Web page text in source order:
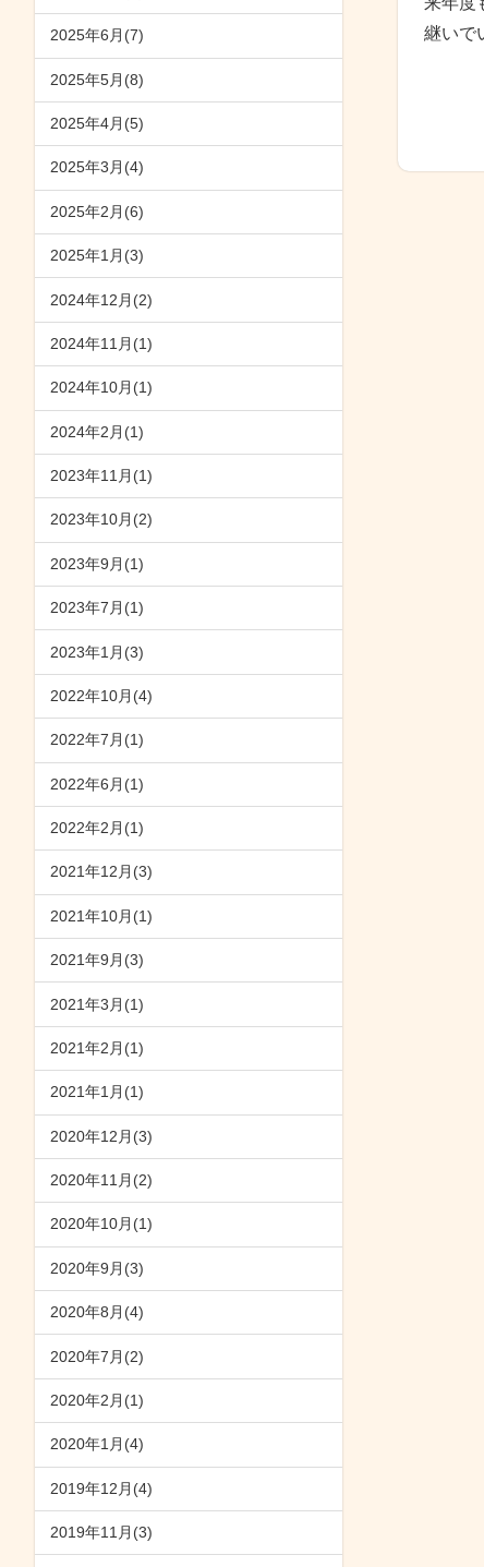
2025年6月(7)
2025年5月(8)
2025年4月(5)
2025年3月(4)
2025年2月(6)
2025年1月(3)
2024年12月(2)
2024年11月(1)
2024年10月(1)
2024年2月(1)
2023年11月(1)
2023年10月(2)
2023年9月(1)
2023年7月(1)
2023年1月(3)
2022年10月(4)
2022年7月(1)
2022年6月(1)
2022年2月(1)
2021年12月(3)
2021年10月(1)
2021年9月(3)
2021年3月(1)
2021年2月(1)
2021年1月(1)
2020年12月(3)
2020年11月(2)
2020年10月(1)
2020年9月(3)
2020年8月(4)
2020年7月(2)
2020年2月(1)
2020年1月(4)
2019年12月(4)
2019年11月(3)
継いで